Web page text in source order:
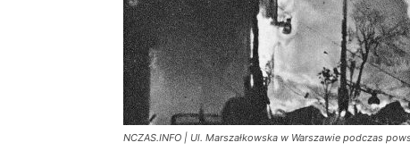
NCZAS.INFO | Ul. Marszałkowska w Warszawie podczas